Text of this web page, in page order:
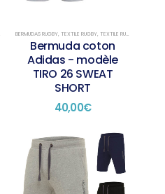
BERMUDAS RUGBY, TEXTILE RUGBY, TEXTILE RUGBY PRÉSENTATION
Bermuda coton
Adidas - modèle
TIRO 26 SWEAT
SHORT
40,00€